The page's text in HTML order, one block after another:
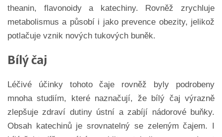
theanin, flavonoidy a katechiny. Rovněž zrychluje
metabolismus a působí i jako prevence obezity, jelikož
potlačuje vznik nových tukových buněk.
Bílý čaj
Léčivé účinky tohoto čaje rovněž byly podrobeny
mnoha studiím, které naznačují, že bílý čaj výrazně
zlepšuje zdraví dutiny ústní a zabíjí nádorové buňky.
Obsah katechinů je srovnatelný se zeleným čajem. I